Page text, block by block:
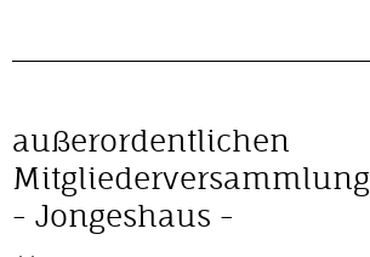
außerordentlichen
Mitgliederversammlung
- Jongeshaus -